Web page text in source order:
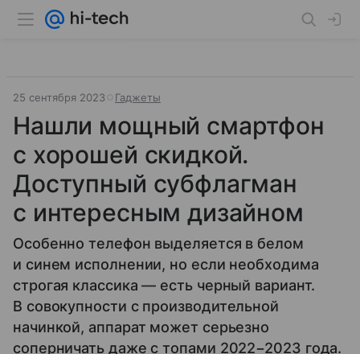
25 сентября 2023 Гаджеты
Нашли мощный смартфон
с хорошей скидкой.
Доступный субфлагман
с интересным дизайном
Особенно телефон выделяется в белом
и синем исполнении, но если необходима
строгая классика — есть черный вариант.
В совокупности с производительной
начинкой, аппарат может серьезно
соперничать даже с топами 2022−2023 года.